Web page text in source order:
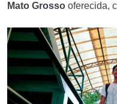
Mato Grosso oferecida,